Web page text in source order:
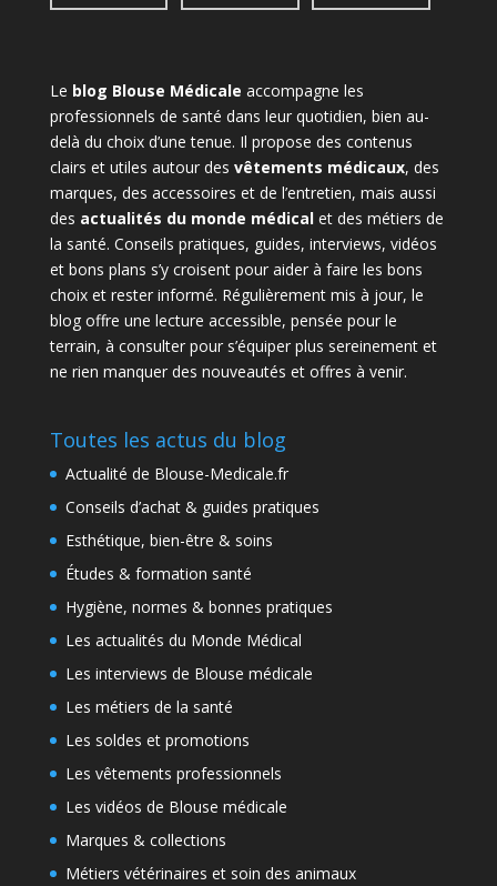
Le blog Blouse Médicale accompagne les
professionnels de santé dans leur quotidien, bien au-
delà du choix d’une tenue. Il propose des contenus
clairs et utiles autour des vêtements médicaux, des
marques, des accessoires et de l’entretien, mais aussi
des actualités du monde médicalet des métiers de
la santé. Conseils pratiques, guides, interviews, vidéos
et bons plans s’y croisent pour aider à faire les bons
choix et rester informé. Régulièrement mis à jour, le
blog offre une lecture accessible, pensée pour le
terrain, à consulter pour s’équiper plus sereinement et
ne rien manquer des nouveautés et offres à venir.
Toutes les actus du blog
Actualité de Blouse-Medicale.fr
Conseils d’achat & guides pratiques
Esthétique, bien-être & soins
Études & formation santé
Hygiène, normes & bonnes pratiques
Les actualités du Monde Médical
Les interviews de Blouse médicale
Les métiers de la santé
Les soldes et promotions
Les vêtements professionnels
Les vidéos de Blouse médicale
Marques & collections
Métiers vétérinaires et soin des animaux